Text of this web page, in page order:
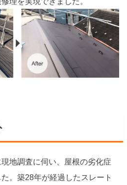
地調査に伺い、屋根の劣化症
。築28年が経過したスレート